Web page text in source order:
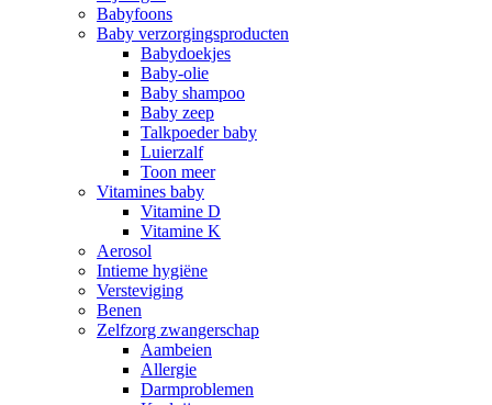
Babyfoons
Baby verzorgingsproducten
Babydoekjes
Baby-olie
Baby shampoo
Baby zeep
Talkpoeder baby
Luierzalf
Toon meer
Vitamines baby
Vitamine D
Vitamine K
Aerosol
Intieme hygiëne
Versteviging
Benen
Zelfzorg zwangerschap
Aambeien
Allergie
Darmproblemen